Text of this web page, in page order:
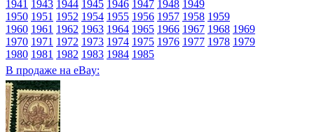
1941 1943 1944 1945 1946 1947 1948 1949
1950 1951 1952 1954 1955 1956 1957 1958 1959
1960 1961 1962 1963 1964 1965 1966 1967 1968 1969
1970 1971 1972 1973 1974 1975 1976 1977 1978 1979
1980 1981 1982 1983 1984 1985
В продаже на eBay: